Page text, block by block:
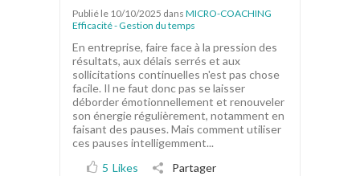
Publié le 10/10/2025 dans MICRO-COACHING
Efficacité - Gestion du temps
En entreprise, faire face à la pression des
résultats, aux délais serrés et aux
sollicitations continuelles n'est pas chose
facile. Il ne faut donc pas se laisser
déborder émotionnellement et renouveler
son énergie régulièrement, notamment en
faisant des pauses. Mais comment utiliser
ces pauses intelligemment...
5 Likes Partager